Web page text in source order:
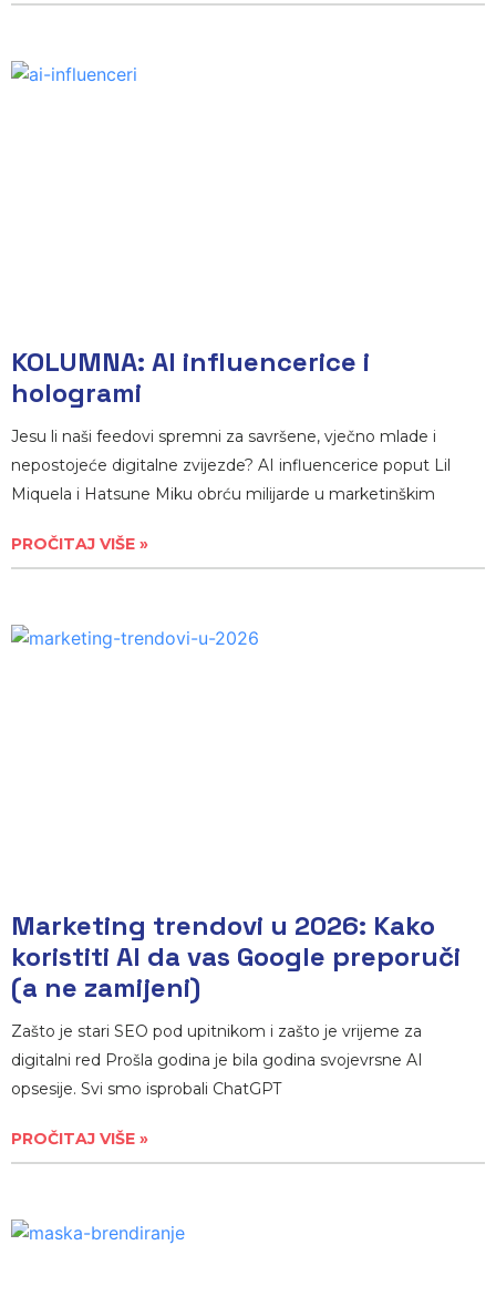
KOLUMNA: AI influencerice i
hologrami
Jesu li naši feedovi spremni za savršene, vječno mlade i
nepostojeće digitalne zvijezde? AI influencerice poput Lil
Miquela i Hatsune Miku obrću milijarde u marketinškim
PROČITAJ VIŠE »
Marketing trendovi u 2026: Kako
koristiti AI da vas Google preporuči
(a ne zamijeni)
Zašto je stari SEO pod upitnikom i zašto je vrijeme za
digitalni red Prošla godina je bila godina svojevrsne AI
opsesije. Svi smo isprobali ChatGPT
PROČITAJ VIŠE »